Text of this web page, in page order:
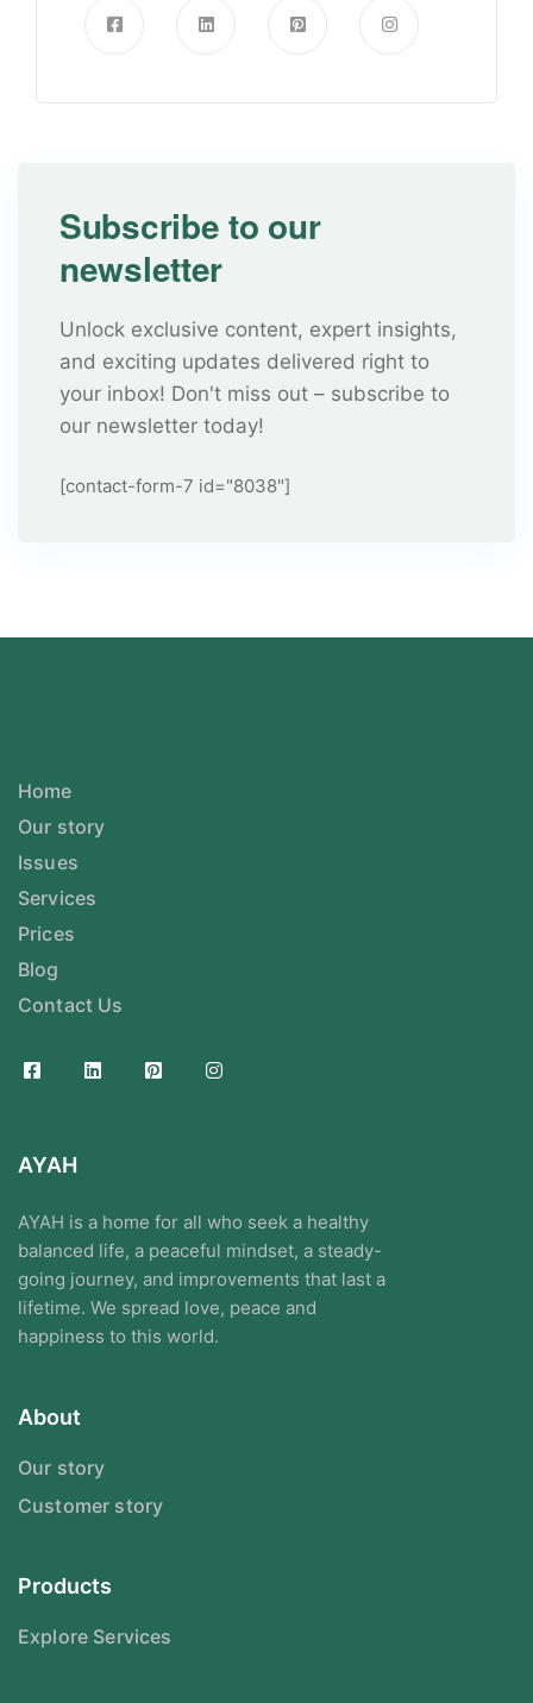
Subscribe to our
newsletter
Unlock exclusive content, expert insights,
and exciting updates delivered right to
your inbox! Don't miss out – subscribe to
our newsletter today!
[contact-form-7 id="8038"]
Home
Our story
Issues
Services
Prices
Blog
Contact Us
AYAH
AYAH is a home for all who seek a healthy
balanced life, a peaceful mindset, a steady-
going journey, and improvements that last a
lifetime. We spread love, peace and
happiness to this world.
About
Our story
Customer story
Products
Explore Services